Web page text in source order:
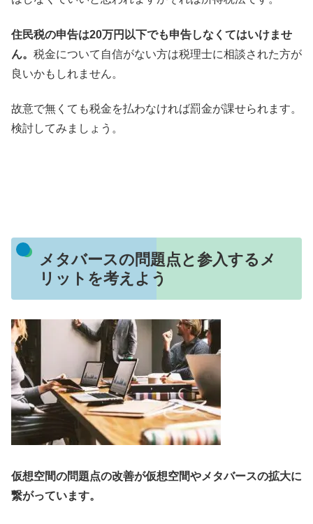
住民税の申告は20万円以下でも申告しなくてはいけませ
ん。 税金について自信がない方は税理士に相談された方が
良いかもしれません。
故意で無くても税金を払わなければ罰金が課せられます。
検討してみましょう。
メタバースの問題点と参入するメ
リットを考えよう
仮想空間の問題点の改善が仮想空間やメタバースの拡大に
繋がっています。